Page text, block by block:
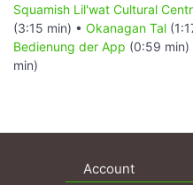
Squamish Lil'wat Cultural
(3:15 min) • Okanagan Tal
Bedienung der App (0:59 min)
min)
Account